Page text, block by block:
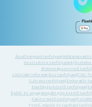
Ácsállványozó tanfolyam| Adótanácsadó
Asszisztens tanfolyamok
Biztonságszervező
CAD-CAM informatikus tanfolyam| CNC
Cukrász tanfolyam| Dekoratőr
Emelőgép-kezelő tanfolyam
Építő- és anyagmozgató gép kezelő
Fakitermelő tanfolyam
Festő, mázoló és tapétázó